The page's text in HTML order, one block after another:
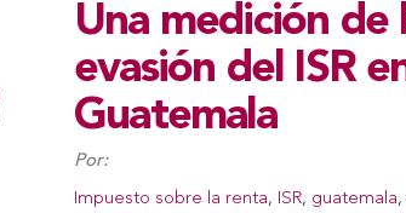
Una medición de
evasión del ISR
Guatemala
Por:
Impuesto sobre la renta, ISR, guatemala,